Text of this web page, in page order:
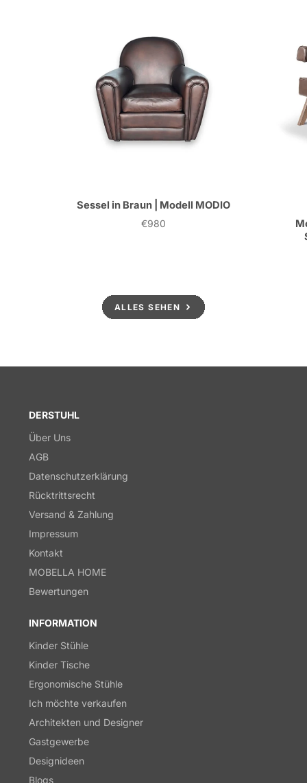
Sessel in Braun | Modell MODIO
Preis
€980
ALLES SEHEN
DERSTUHL
Über Uns
AGB
Datenschutzerklärung
Rücktrittsrecht
Versand & Zahlung
Impressum
Kontakt
MOBELLA HOME
Bewertungen
INFORMATION
Kinder Stühle
Kinder Tische
Ergonomische Stühle
Ich möchte verkaufen
Architekten und Designer
Gastgewerbe
Designideen
Blogs